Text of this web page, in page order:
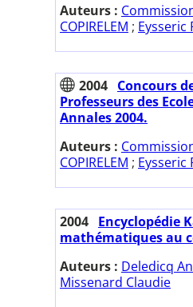
Auteurs :
COPIRELEM ; Eysseric
2004 Concours
Professeurs des
Annales 2004.
Auteurs :
COPIRELEM ; Eysseric
2004 Encyclopédie
mathématiques au
Auteurs : Deledicq
Missenard Claudie